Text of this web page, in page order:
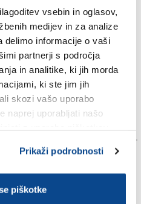
vsebin in oglasov,
medijev in za analize
delimo informacije o vaši
partnerji s področja
in analitike, ki jih morda
ki ste jim jih
skozi vašo uporabo
naprej uporabljati našo
Prikaži podrobnosti
piškotke
zavoda
meteorološke
je potrebna prijava